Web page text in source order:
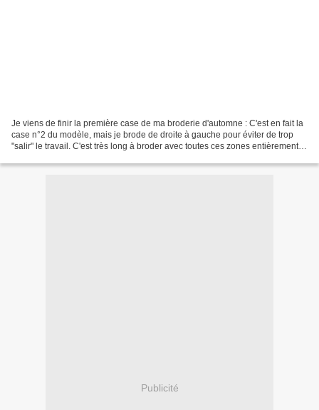
Je viens de finir la première case de ma broderie d'automne : C'est en fait la
case n°2 du modèle, mais je brode de droite à gauche pour éviter de trop
"salir" le travail. C'est très long à broder avec toutes ces zones entièrement
Publicité